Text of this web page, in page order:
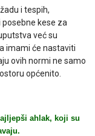
i tespih,
kese za
već su
imami će nastaviti
ovih normi ne samo
općenito.
ahlak, koji su